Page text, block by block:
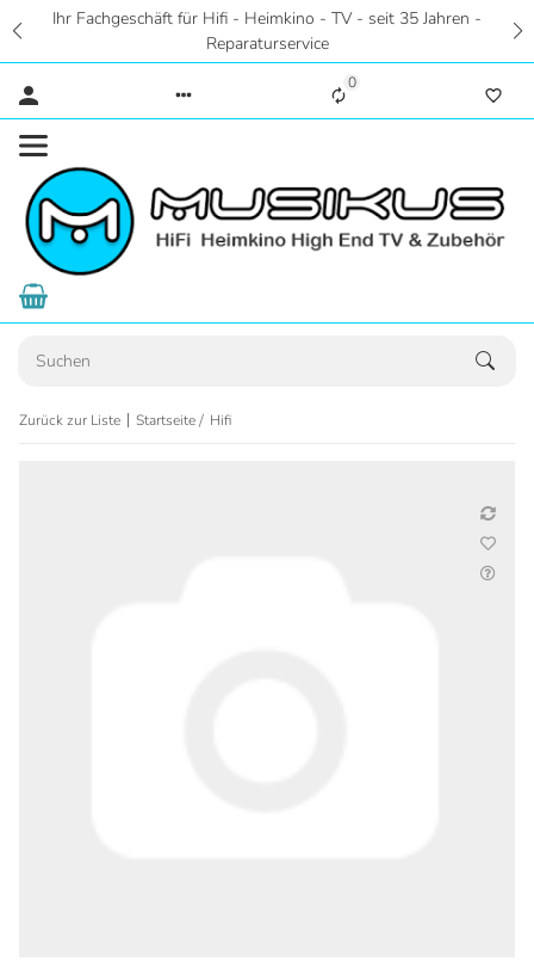
Ihr Fachgeschäft für Hifi - Heimkino - TV - seit 35 Jahren -
Reparaturservice
0
Zurück zur Liste Startseite Hifi